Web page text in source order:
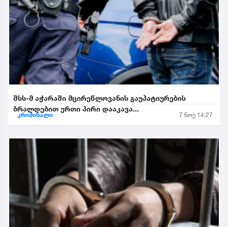
შსს-მ აჭარაში მცირეწლოვანის გაუპატიურების
ბრალდებით ერთი პირი დააკავა...
კრიმინალი 7 ნოე 14:27